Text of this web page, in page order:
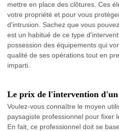
mettre en place des clôtures. Ces
votre propriété et pour vous
d'intrusion. Sachez que vous
est un habitué de ce type
possession des équipements qui
qualité de ses opérations tout en
imparti.
Le prix de l'intervention d'un
Voulez-vous connaître le moyen
paysagiste professionnel pour fixer
En fait, ce professionnel doit se